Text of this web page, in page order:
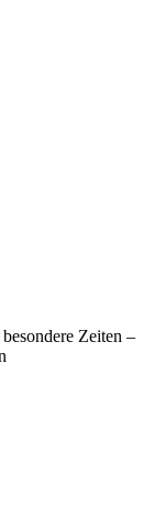
Zeiten –